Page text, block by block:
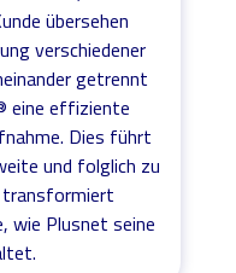
übersehen
verschiedener
getrennt
eine effiziente
Dies führt
und folglich zu
transformiert
wie Plusnet seine